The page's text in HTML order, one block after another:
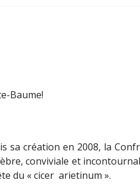
Baume!
sa création en 2008, la
conviviale et
du « cicer arietinum ».